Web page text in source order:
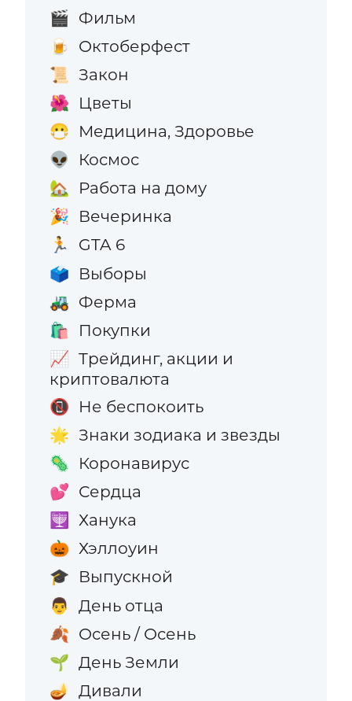
🎬 Фильм
🍺 Октоберфест
📜 Закон
🌺 Цветы
😷 Медицина, Здоровье
👽 Космос
🏡 Работа на дому
🎉 Вечеринка
🏃 GTA 6
🗳️ Выборы
🚜 Ферма
🛍️ Покупки
📈 Трейдинг, акции и
криптовалюта
📵 Не беспокоить
🌟 Знаки зодиака и звезды
🦠 Коронавирус
💕 Сердца
🕎 Ханука
🎃 Хэллоуин
🎓 Выпускной
👨 День отца
🍂 Осень / Осень
🌱 День Земли
🪔 Дивали